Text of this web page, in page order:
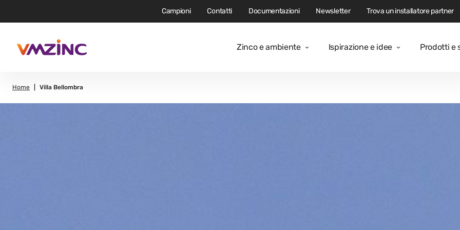
Zinco e ambiente Ispirazione e idee Prodotti e
Campioni Contatti Documentazioni Newsletter Trova un installatore partner
Home Villa Bellombra